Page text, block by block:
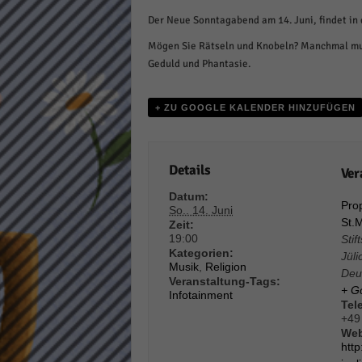
Der Neue Sonntagabend am 14. Juni, findet
Mögen Sie Rätseln und Knobeln? Manchmal
Geduld und Phantasie.
+ ZU GOOGLE KALENDER HINZUFÜGEN
Details
Datum:
So.. 14. Juni
Zeit:
19:00
Kategorien:
Musik Religion
Veranstaltung-Tags:
Infotainment
+
wie